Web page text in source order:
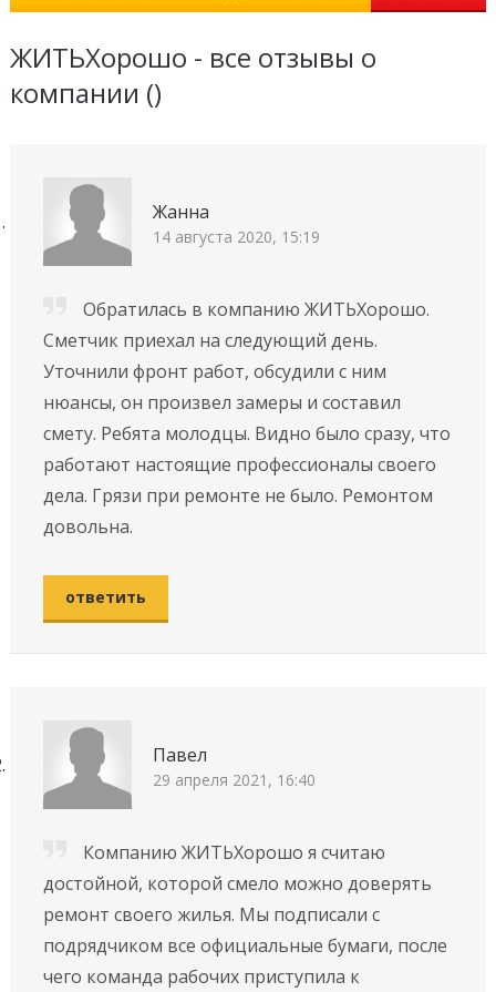
ЖИТЬХорошо - все отзывы о
компании ()
Жанна
14 августа 2020, 15:19
Обратилась в компанию ЖИТЬХорошо.
Сметчик приехал на следующий день.
Уточнили фронт работ, обсудили с ним
нюансы, он произвел замеры и составил
смету. Ребята молодцы. Видно было сразу, что
работают настоящие профессионалы своего
дела. Грязи при ремонте не было. Ремонтом
довольна.
ответить
Павел
29 апреля 2021, 16:40
Компанию ЖИТЬХорошо я считаю
достойной, которой смело можно доверять
ремонт своего жилья. Мы подписали с
подрядчиком все официальные бумаги, после
чего команда рабочих приступила к